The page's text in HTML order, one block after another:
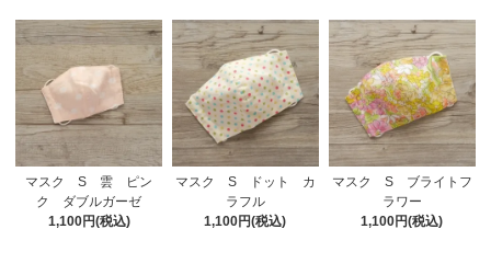
マスク S 雲 ピン
ク ダブルガーゼ
1,100円(税込)
マスク S ドット カ
ラフル
1,100円(税込)
マスク S ブライトフ
ラワー
1,100円(税込)